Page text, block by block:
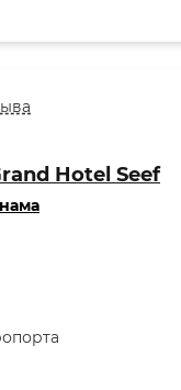
Hotel Seef